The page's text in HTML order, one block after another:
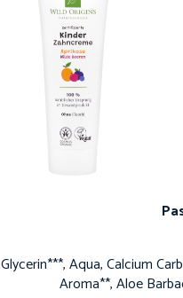
Glycerin***, Aqua, Calcium
Aroma**, Aloe